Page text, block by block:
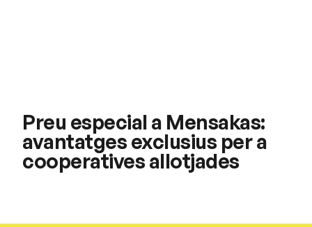
Preu especial a Mensakas:
avantatges exclusius per a
cooperatives allotjades